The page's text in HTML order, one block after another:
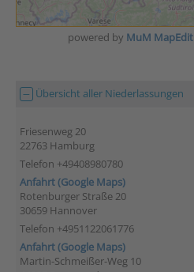
powered by MuM MapEdit
Übersicht aller Niederlassungen
Friesenweg 20
22763 Hamburg
Telefon +49408980780
Anfahrt (Google Maps)
Rotenburger Straße 20
30659 Hannover
Telefon +4951122061776
Anfahrt (Google Maps)
Martin-Schmeißer-Weg 10